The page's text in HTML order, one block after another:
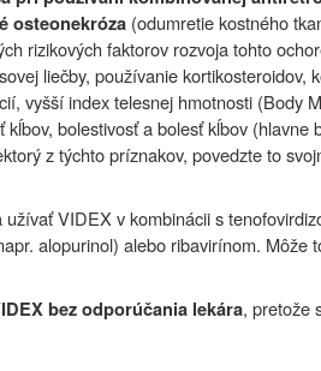
osteonekróza (odumretie kostného
rizikových faktorov rozvoja tohto
liečby, používanie kortikosteroidov,
vyšší index telesnej hmotnosti (Body
kĺbov, bolestivosť a bolesť kĺbov
z týchto príznakov, povedzte to
užívať VIDEX v kombinácii s
alopurinol) alebo ribavirínom. Môže
bez odporúčania lekára, pretože